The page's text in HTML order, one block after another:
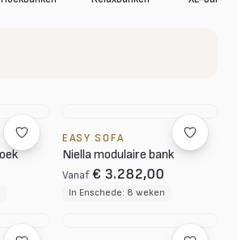
EASY SOFA
Niella modulaire bank
Vanaf € 3.282,00
In Enschede: 8 weken